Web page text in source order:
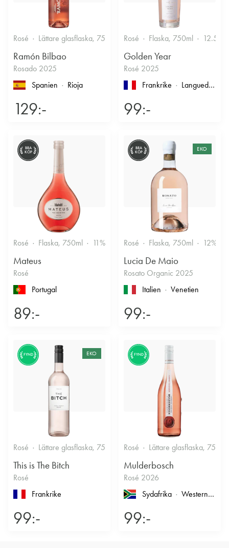
Rosé Lättare glasflaska, 750ml 12.5% Fruktigt & Smakrikt
Ramón Bilbao
Rosado 2025
Spanien
Rioja
129:-
Rosé Flaska, 750ml 12.5%
Golden Year
Rosé 2025
Frankrike
Languedoc-Roussillon
99:-
BRA
KÖP
Rosé Flaska, 750ml 11% Fruktigt & Smakrikt
Mateus
Rosé
Portugal
89:-
BRA
KÖP
EKO
Rosé Flaska, 750ml 12%
Lucia De Maio
Rosato Organic 2025
Italien
Venetien
99:-
FYND EKO
Rosé Lättare glasflaska, 750ml 11.5% Friskt & Bärigt
This is The Bitch
Rosé
Frankrike
99:-
FYND
Rosé Lättare glasflaska, 750ml
Mulderbosch
Rosé 2026
Sydafrika
Western Cape
99:-